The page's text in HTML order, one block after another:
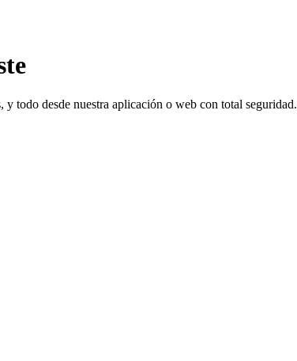
y todo desde nuestra aplicación o web con total seguridad.